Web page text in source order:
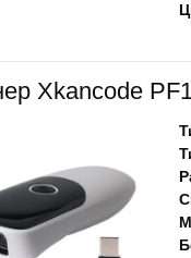
Xkancode